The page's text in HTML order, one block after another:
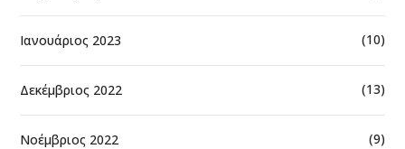
Ιανουάριος 2023 (10)
Δεκέμβριος 2022 (13)
Νοέμβριος 2022 (9)